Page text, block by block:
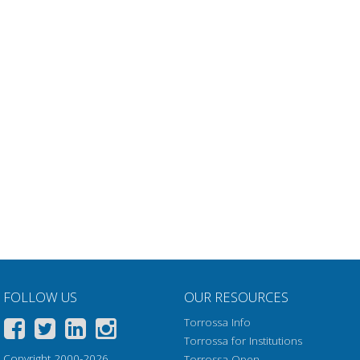
FOLLOW US OUR RESOURCES
Torrossa Info
Torrossa for Institutions